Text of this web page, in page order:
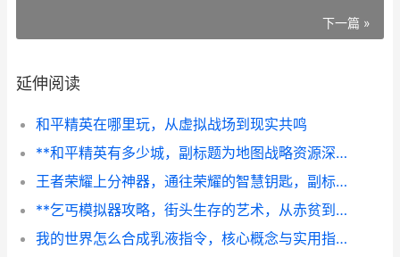
下一篇 »
延伸阅读
和平精英在哪里玩，从虚拟战场到现实共鸣
**和平精英有多少城，副标题为地图战略资源深度解析**
王者荣耀上分神器，通往荣耀的智慧钥匙，副标题，资深玩家的深度思考与实战心得
**乞丐模拟器攻略，街头生存的艺术，从赤贫到传奇的逆袭指南**
我的世界怎么合成乳液指令，核心概念与实用指南